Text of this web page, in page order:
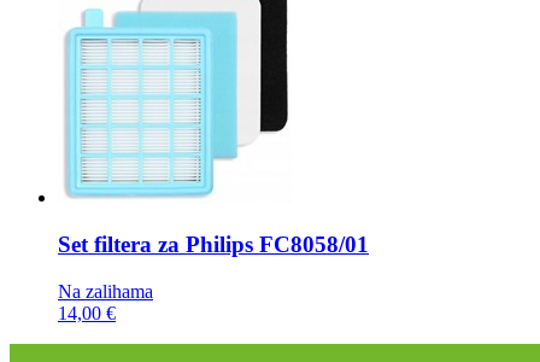
Set filtera za Philips FC8058/01
Na zalihama
14,00 €